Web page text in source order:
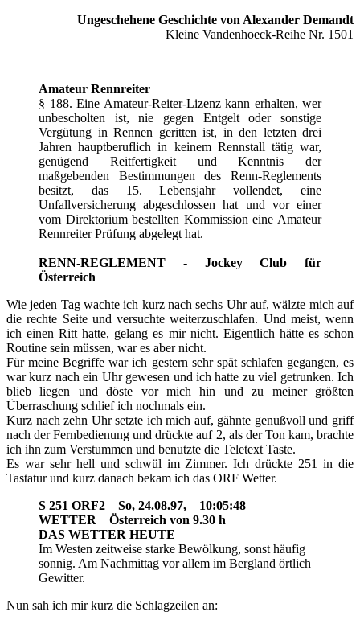
Ungeschehene Geschichte von Alexander Demandt
Kleine Vandenhoeck-Reihe Nr. 1501
Amateur Rennreiter
§ 188. Eine Amateur-Reiter-Lizenz kann erhalten, wer
unbescholten ist, nie gegen Entgelt oder sonstige
Vergütung in Rennen geritten ist, in den letzten drei
Jahren hauptberuflich in keinem Rennstall tätig war,
genügend Reitfertigkeit und Kenntnis der
maßgebenden Bestimmungen des Renn-Reglements
besitzt, das 15. Lebensjahr vollendet, eine
Unfallversicherung abgeschlossen hat und vor einer
vom Direktorium bestellten Kommission eine Amateur
Rennreiter Prüfung abgelegt hat.
RENN-REGLEMENT - Jockey Club für
Österreich
Wie jeden Tag wachte ich kurz nach sechs Uhr auf, wälzte mich auf
die rechte Seite und versuchte weiterzuschlafen. Und meist, wenn
ich einen Ritt hatte, gelang es mir nicht. Eigentlich hätte es schon
Routine sein müssen, war es aber nicht.
Für meine Begriffe war ich gestern sehr spät schlafen gegangen, es
war kurz nach ein Uhr gewesen und ich hatte zu viel getrunken. Ich
blieb liegen und döste vor mich hin und zu meiner größten
Überraschung schlief ich nochmals ein.
Kurz nach zehn Uhr setzte ich mich auf, gähnte genußvoll und griff
nach der Fernbedienung und drückte auf 2, als der Ton kam, brachte
ich ihn zum Verstummen und benutzte die Teletext Taste.
Es war sehr hell und schwül im Zimmer. Ich drückte 251 in die
Tastatur und kurz danach bekam ich das ORF Wetter.
S 251 ORF2 So, 24.08.97, 10:05:48
WETTER Österreich von 9.30 h
DAS WETTER HEUTE
Im Westen zeitweise starke Bewölkung, sonst häufig
sonnig. Am Nachmittag vor allem im Bergland örtlich
Gewitter.
Nun sah ich mir kurz die Schlagzeilen an: